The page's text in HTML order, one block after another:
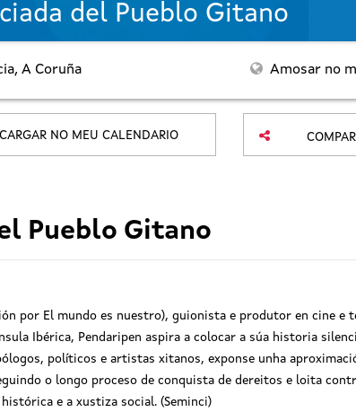
del Pueblo Gitano
A Coruña Amosar no
NO MEU CALENDARIO
Pueblo Gitano
por El mundo es nuestro), guionista e produtor en cine e
Ibérica, Pendaripen aspira a colocar a súa historia
políticos e artistas xitanos, exponse unha
o longo proceso de conquista de dereitos e loita
e a xustiza social. (Seminci)